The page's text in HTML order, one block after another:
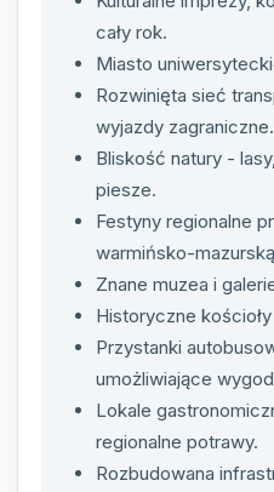
cały rok.
Miasto
Rozwinięta sieć
wyjazdy zagraniczne.
Bliskość natury -
piesze.
Festyny regionalne
warmińsko-
Znane muzea i
Historyczne
Przystanki
umożliwiające
Lokale
regionalne potrawy.
Rozbudowana